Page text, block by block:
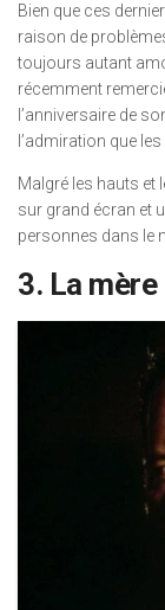
Bien que ces
raison de
toujours autant
récemment
l’anniversaire de
l’admiration que
Malgré les hauts et
sur grand écran et
personnes dans le
3. La